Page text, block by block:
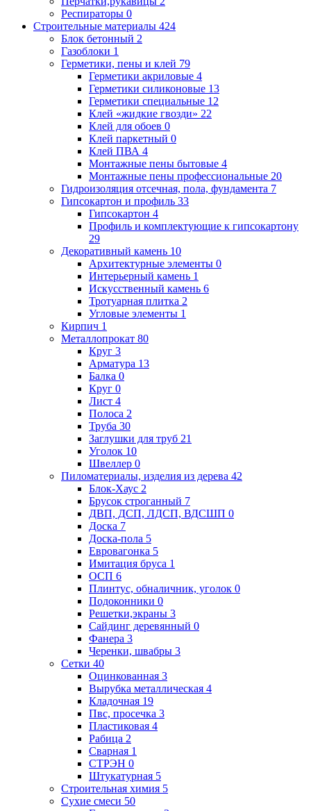
Респираторы 0
Строительные материалы 424
Блок бетонный 2
Газоблоки 1
Герметики, пены и клей 79
Герметики акриловые 4
Герметики силиконовые 13
Герметики специальные 12
Клей «жидкие гвозди» 22
Клей для обоев 0
Клей паркетный 0
Клей ПВА 4
Монтажные пены бытовые 4
Монтажные пены профессиональные 20
Гидроизоляция отсечная, пола, фундамента 7
Гипсокартон и профиль 33
Гипсокартон 4
Профиль и комплектующие к гипсокартону
29
Декоративный камень 10
Архитектурные элементы 0
Интерьерный камень 1
Искусственный камень 6
Тротуарная плитка 2
Угловые элементы 1
Кирпич 1
Металлопрокат 80
Круг 3
Арматура 13
Балка 0
Круг 0
Лист 4
Полоса 2
Труба 30
Заглушки для труб 21
Уголок 10
Швеллер 0
Пиломатериалы, изделия из дерева 42
Блок-Хаус 2
Брусок строганный 7
ДВП, ДСП, ЛДСП, ВДСШП 0
Доска 7
Доска-пола 5
Евровагонка 5
Имитация бруса 1
ОСП 6
Плинтус, обналичник, уголок 0
Подоконники 0
Решетки,экраны 3
Сайдинг деревянный 0
Фанера 3
Черенки, швабры 3
Сетки 40
Оцинкованная 3
Вырубка металлическая 4
Кладочная 19
Пвс, просечка 3
Пластиковая 4
Рабица 2
Сварная 1
СТРЭН 0
Штукатурная 5
Строительная химия 5
Сухие смеси 50